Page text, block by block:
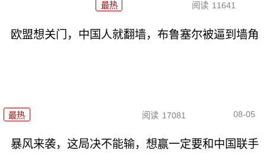
最热 阅读 11641
欧盟想关门，中国人就翻墙，布鲁塞尔被逼到墙角
最热 阅读 17081 08-05
暴风来袭，这局决不能输，想赢一定要和中国联手